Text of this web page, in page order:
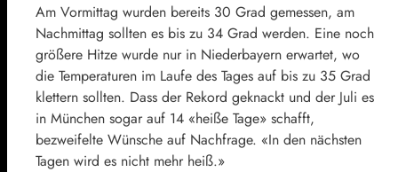
Am Vormittag wurden bereits 30 Grad gemessen, am
Nachmittag sollten es bis zu 34 Grad werden. Eine noch
größere Hitze wurde nur in Niederbayern erwartet, wo
die Temperaturen im Laufe des Tages auf bis zu 35 Grad
klettern sollten. Dass der Rekord geknackt und der Juli es
in München sogar auf 14 «heiße Tage» schafft,
bezweifelte Wünsche auf Nachfrage. «In den nächsten
Tagen wird es nicht mehr heiß.»